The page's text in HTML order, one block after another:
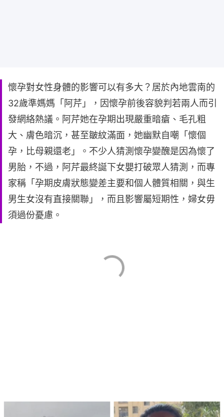
懷孕對女性身體的影響可以有多大？居於內地雲南的
32歲準媽媽「阿芹」，因懷孕前後容貌判若兩人而引
發網絡熱議。阿芹她在孕期出現嚴重暗瘡、毛孔粗
大、膚色暗沉，甚至皺紋滿面，她幽默自嘲「懷個
孕，比母親還老」。不少人猜測懷孕變醜是因為懷了
男胎，不過，阿芹最終誕下女嬰打破眾人猜測，而專
家稱「孕期皮膚狀態變差主要和個人體質相關，與生
男生女沒有直接關聯」，而且影響屬短期性，婦女毋
須過份憂慮。